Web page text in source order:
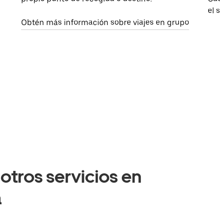
Obtén más información sobre viajes en grupo
el
servicios en